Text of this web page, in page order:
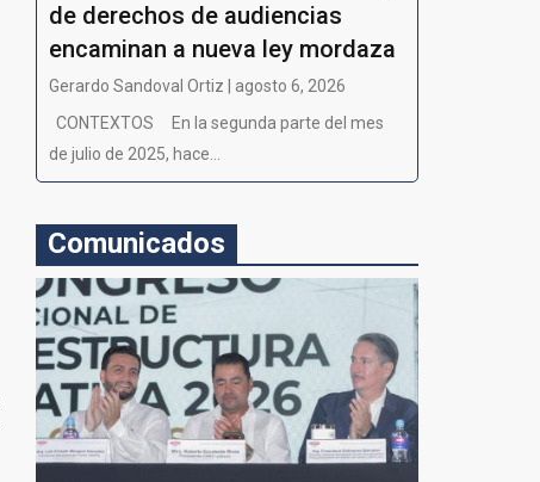
de derechos de audiencias
encaminan a nueva ley mordaza
Gerardo Sandoval Ortiz | agosto 6, 2026
CONTEXTOS En la segunda parte del mes
de julio de 2025, hace...
Comunicados